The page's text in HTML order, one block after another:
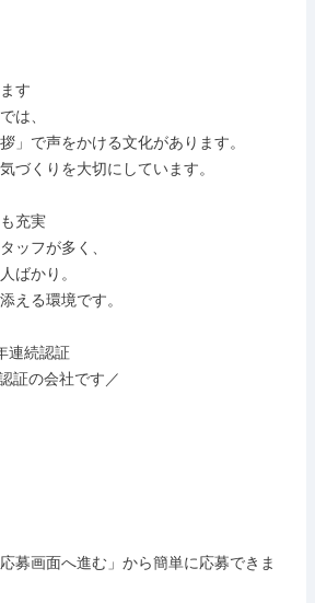
す
は、
」で声をかける文化があります。
づくりを大切にしています。
充実
ッフが多く、
ばかり。
える環境です。
連続認証
募画面へ進む」から簡単に応募できま